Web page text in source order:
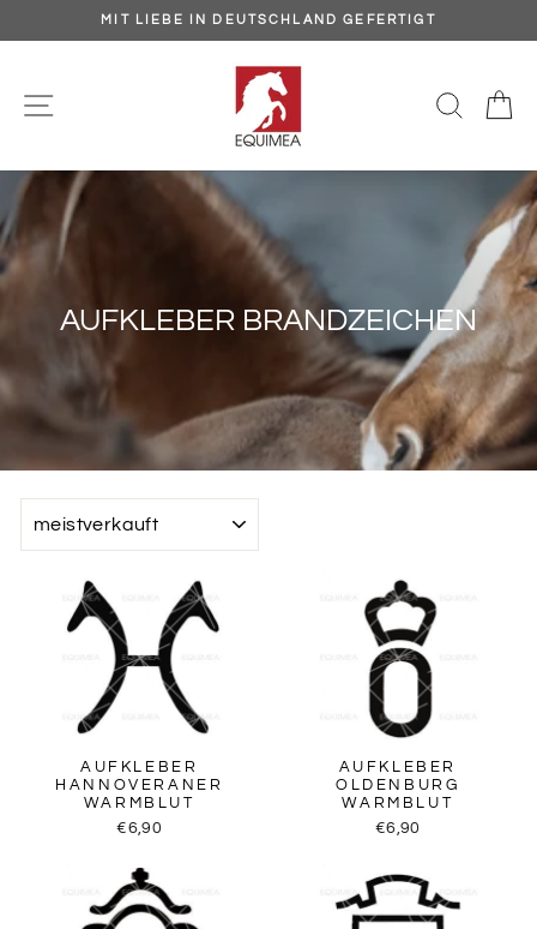
Pause
Diashow
MIT LIEBE IN DEUTSCHLAND GEFERTIGT
SEITENNAVIGATION
AUFKLEBER BRANDZEICHEN
AUFKLEBER
HANNOVERANER
WARMBLUT
€6,90
AUFKLEBER
OLDENBURG
WARMBLUT
€6,90